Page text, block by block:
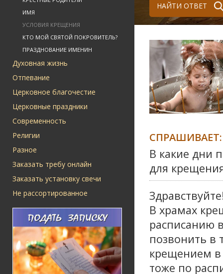
ИМЯ
УСЛОВИЯ КРЕЩЕНИЯ
КТО МОЙ СВЯТОЙ ПОКРОВИТЕЛЬ?
ПРАЗДНОВАНИЕ ИМЕНИН
Духовная жизнь
Отпевание
Церковное благочестие
Церковные праздники
Современность
Религии
Разное
Заказать требу онлайн
Заказать установку свечи
Не рассортированное
НАЙТИ ОТВЕТ
СПРАШИВАЕТ:
В какие дни
для
В храмах
расписанию
позвонить в
крещением в
тоже по